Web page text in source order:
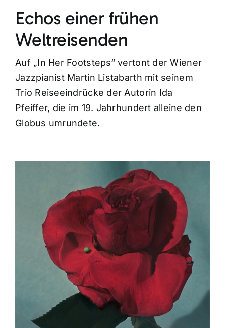
Echos einer frühen
Weltreisenden
Auf „In Her Footsteps“ vertont der Wiener
Jazzpianist Martin Listabarth mit seinem
Trio Reiseeindrücke der Autorin Ida
Pfeiffer, die im 19. Jahrhundert alleine den
Globus umrundete.